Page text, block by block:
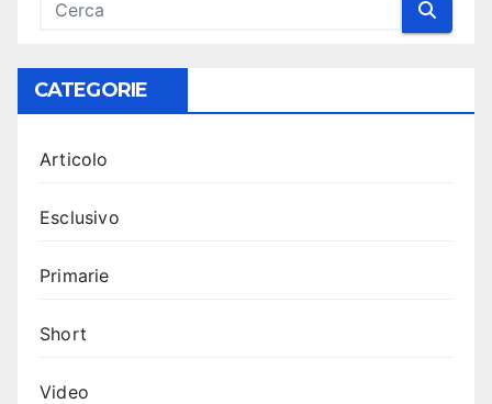
CATEGORIE
Articolo
Esclusivo
Primarie
Short
Video